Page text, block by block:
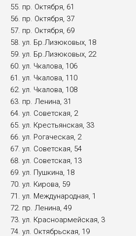
пр. Октября, 61
пр. Октября, 37
пр. Октября, 69
ул. Бр.Лизюковых, 18
ул. Бр.Лизюковых, 22
ул. Чкалова, 106
ул. Чкалова, 110
ул. Чкалова, 108
пр. Ленина, 31
ул. Советская, 2
ул. Крестьянская, 33
ул. Рогаческая, 2
ул. Советская, 54
ул. Советская, 13
ул. Пушкина, 18
ул. Кирова, 59
ул. Международная, 1
пр. Ленина, 49
ул. Красноармейская, 3
ул. Октябрьская, 19